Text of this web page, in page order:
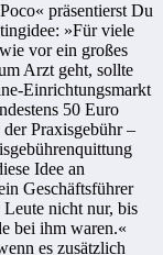
präsentierst Du
»Für viele
vor ein großes
Arzt geht, sollte
Einrichtungsmarkt
50 Euro
Praxisgebühr –
Idee an
Geschäftsführer
nicht nur, bis
bei ihm waren.«
es zusätzlich